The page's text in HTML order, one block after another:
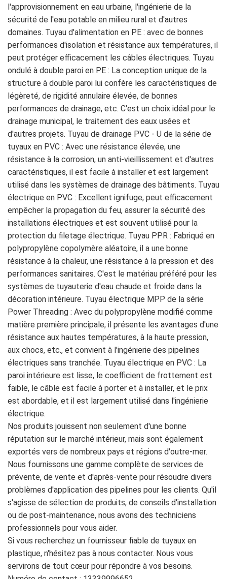
l'approvisionnement en eau urbaine, l'ingénierie de la
sécurité de l'eau potable en milieu rural et d'autres
domaines. Tuyau d'alimentation en PE : avec de bonnes
performances d'isolation et résistance aux températures, il
peut protéger efficacement les câbles électriques. Tuyau
ondulé à double paroi en PE : La conception unique de la
structure à double paroi lui confère les caractéristiques de
légèreté, de rigidité annulaire élevée, de bonnes
performances de drainage, etc. C'est un choix idéal pour le
drainage municipal, le traitement des eaux usées et
d'autres projets. Tuyau de drainage PVC - U de la série de
tuyaux en PVC : Avec une résistance élevée, une
résistance à la corrosion, un anti-vieillissement et d'autres
caractéristiques, il est facile à installer et est largement
utilisé dans les systèmes de drainage des bâtiments. Tuyau
électrique en PVC : Excellent ignifuge, peut efficacement
empêcher la propagation du feu, assurer la sécurité des
installations électriques et est souvent utilisé pour la
protection du filetage électrique. Tuyau PPR : Fabriqué en
polypropylène copolymère aléatoire, il a une bonne
résistance à la chaleur, une résistance à la pression et des
performances sanitaires. C'est le matériau préféré pour les
systèmes de tuyauterie d'eau chaude et froide dans la
décoration intérieure. Tuyau électrique MPP de la série
Power Threading : Avec du polypropylène modifié comme
matière première principale, il présente les avantages d'une
résistance aux hautes températures, à la haute pression,
aux chocs, etc., et convient à l'ingénierie des pipelines
électriques sans tranchée. Tuyau électrique en PVC : La
paroi intérieure est lisse, le coefficient de frottement est
faible, le câble est facile à porter et à installer, et le prix
est abordable, et il est largement utilisé dans l'ingénierie
électrique.
Nos produits jouissent non seulement d'une bonne
réputation sur le marché intérieur, mais sont également
exportés vers de nombreux pays et régions d'outre-mer.
Nous fournissons une gamme complète de services de
prévente, de vente et d'après-vente pour résoudre divers
problèmes d'application des pipelines pour les clients. Qu'il
s'agisse de sélection de produits, de conseils d'installation
ou de post-maintenance, nous avons des techniciens
professionnels pour vous aider.
Si vous recherchez un fournisseur fiable de tuyaux en
plastique, n'hésitez pas à nous contacter. Nous vous
servirons de tout cœur pour répondre à vos besoins.